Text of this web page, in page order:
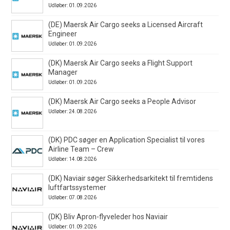
Udløber: 01.09.2026
(DE) Maersk Air Cargo seeks a Licensed Aircraft
Engineer
Udløber: 01.09.2026
(DK) Maersk Air Cargo seeks a Flight Support
Manager
Udløber: 01.09.2026
(DK) Maersk Air Cargo seeks a People Advisor
Udløber: 24.08.2026
(DK) PDC søger en Application Specialist til vores
Airline Team – Crew
Udløber: 14.08.2026
(DK) Naviair søger Sikkerhedsarkitekt til fremtidens
luftfartssystemer
Udløber: 07.08.2026
(DK) Bliv Apron-flyveleder hos Naviair
Udløber: 01.09.2026